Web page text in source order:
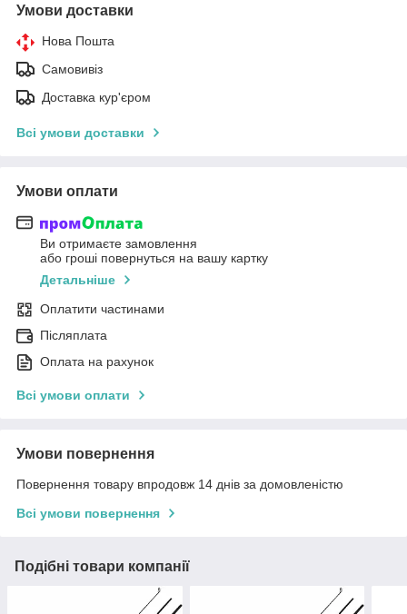
Умови доставки
Нова Пошта
Самовивіз
Доставка кур'єром
Всі умови доставки
Умови оплати
Ви отримаєте замовлення
або гроші повернуться на вашу картку
Детальніше
Оплатити частинами
Післяплата
Оплата на рахунок
Всі умови оплати
Умови повернення
Повернення товару впродовж 14 днів за домовленістю
Всі умови повернення
Подібні товари компанії